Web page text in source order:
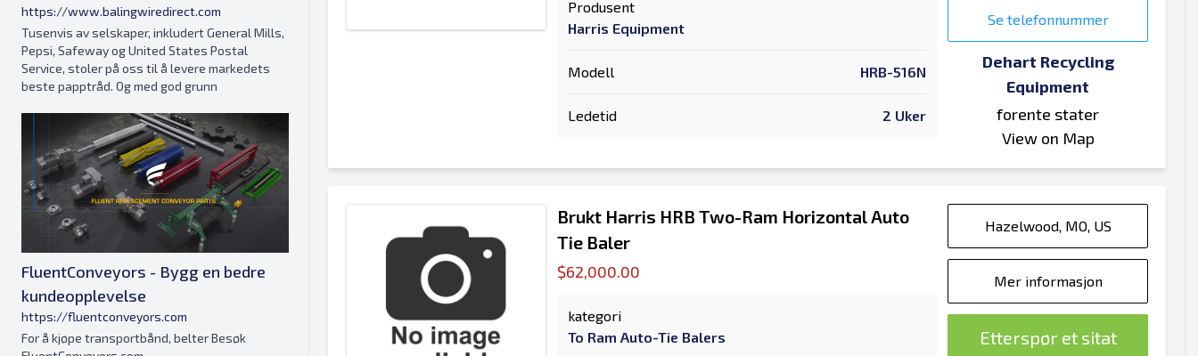
https://www.balingwiredirect.com
Tusenvis av selskaper, inkludert General Mills,
Pepsi, Safeway og United States Postal
Service, stoler på oss til å levere markedets
beste papptråd. Og med god grunn
FluentConveyors - Bygg en bedre
kundeopplevelse
https://fluentconveyors.com
For å kjøpe transportbånd, belter Besøk
Produsent
Harris Equipment
Modell HRB-516N
Ledetid 2 Uker
Se telefonnummer
Dehart Recycling
Equipment
forente stater
View on Map
Brukt Harris HRB Two-Ram Horizontal Auto
Tie Baler
$62,000.00
kategori
To Ram Auto-Tie Balers
Hazelwood, MO, US
Mer informasjon
Etterspør et sitat